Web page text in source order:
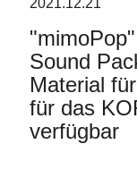
Extras
Events
Support
2021.12.21
Sound
Material
für das
verfügbar